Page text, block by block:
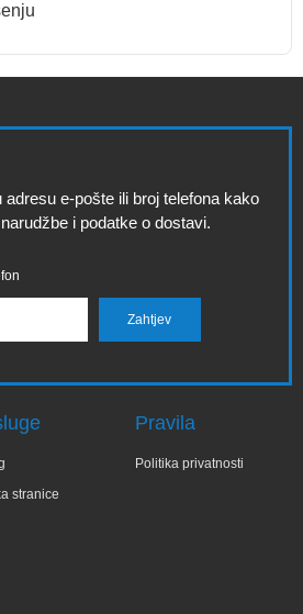
e-pošte ili broj telefona kako
i podatke o dostavi.
stranice
Pravila
Politika privatnosti